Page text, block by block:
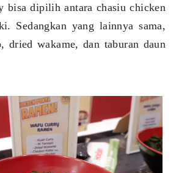
bisa dipilih antara chasiu chicken
Sedangkan yang lainnya sama,
dried wakame, dan taburan daun